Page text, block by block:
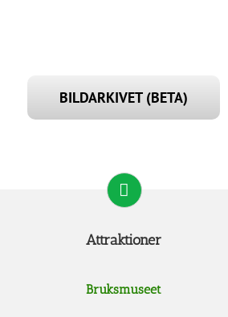
BILDARKIVET (BETA)
Attraktioner
Bruksmuseet